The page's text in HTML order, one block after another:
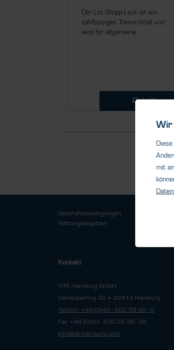
Der Löt-Stopp-Lack ist ein
zähflüssiges Trennmittel und
wird für allgemeine...
Details
Geschäftsbedingungen
Haftungsangaben
Kontakt
HTK Hamburg GmbH
Oehleckerring 32 • 22419 Hamburg
Telefon: +49 (0)40 - 600 38 38 - 0
Fax: +49 (0)40 - 600 38 38 - 99
info@htk-hamburg.com
Wir
mit